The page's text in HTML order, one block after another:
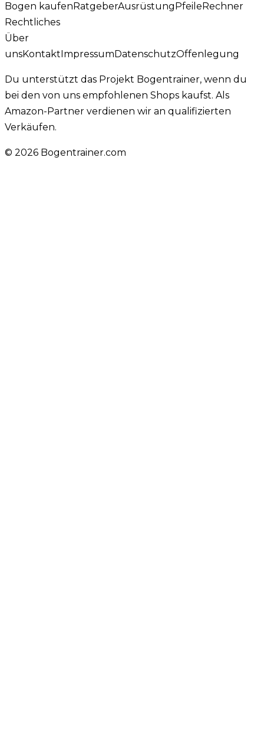
Bogen kaufen RatgeberAusrüstung Pfeile Rechner
Rechtliches
Über
unsKontakt Impressum DatenschutzOffenlegung
Du unterstützt das Projekt Bogentrainer, wenn du
bei den von uns empfohlenen Shops kaufst. Als
Amazon-Partner verdienen wir an qualifizierten
Verkäufen.
© 2026 Bogentrainer.com